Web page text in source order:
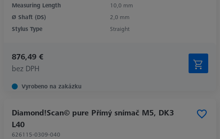
Measuring Length
10,0 mm
Ø Shaft (DS)
2,0 mm
Stylus Type
Straight
876,49 €
bez DPH
Vyrobeno na zakázku
Diamond!Scan© pure Přímý snímač M5, DK3
L40
626115-0309-040